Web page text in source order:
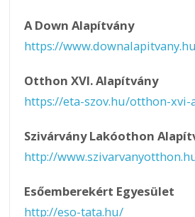
A Down Alapítvány
https://
Otthon XVI. Alapítvány
https://eta-szov.hu/otthon-xvi-
Szivárvány Lakóothon
http://
Esőemberekért Egyesület
http://eso-tata.hu/